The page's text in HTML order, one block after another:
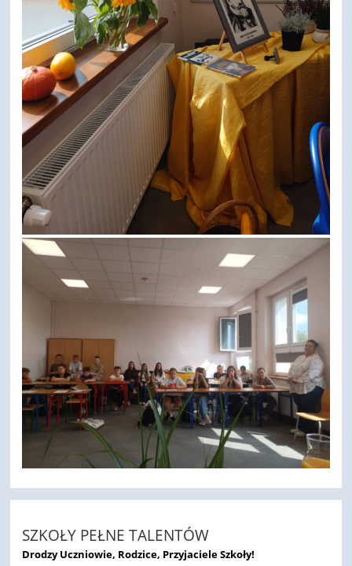
SZKOŁY PEŁNE TALENTÓW
Drodzy Uczniowie, Rodzice, Przyjaciele Szkoły!